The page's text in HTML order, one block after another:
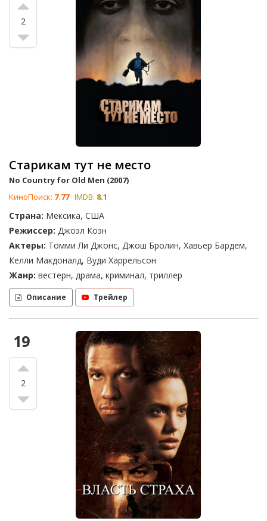
2
Старикам тут не место
No Country for Old Men (2007)
КиноПоиск: 7.77 IMDB: 8.1
Страна: Мексика, США
Режиссер: Джоэл Коэн
Актеры: Томми Ли Джонс, Джош Бролин, Хавьер Бардем,
Келли Макдоналд, Вуди Харрельсон
Жанр: вестерн, драма, криминал, триллер
Описание Трейлер
19
2